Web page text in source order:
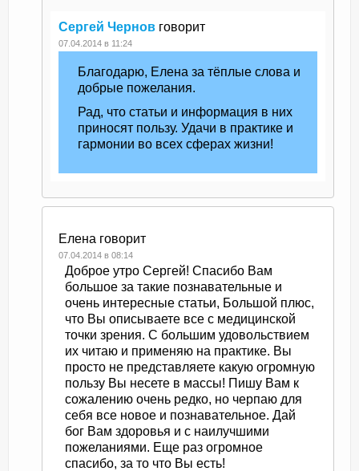
Сергей Чернов говорит
07.04.2014 в 11:24
Благодарю, Елена за тёплые слова и
добрые пожелания.
Рад, что статьи и информация в них
приносят пользу. Удачи в практике и
гармонии во всех сферах жизни!
Елена говорит
07.04.2014 в 08:14
Доброе утро Сергей! Спасибо Вам
большое за такие познавательные и
очень интересные статьи, Большой плюс,
что Вы описываете все с медицинской
точки зрения. С большим удовольствием
их читаю и применяю на практике. Вы
просто не представляете какую огромную
пользу Вы несете в массы! Пишу Вам к
сожалению очень редко, но черпаю для
себя все новое и познавательное. Дай
бог Вам здоровья и с наилучшими
пожеланиями. Еще раз огромное
спасибо, за то что Вы есть!